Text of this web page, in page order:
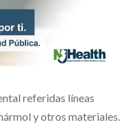
referidas líneas
y otros materiales.